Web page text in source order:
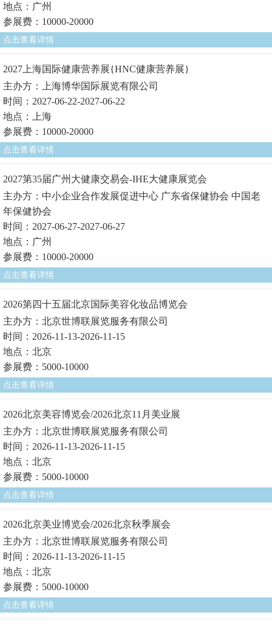
地点：广州
参展费：10000-20000
点击查看详情
2027上海国际健康营养展{HNC健康营养展}
主办方：上海博华国际展览有限公司
时间：2027-06-22-2027-06-22
地点：上海
参展费：10000-20000
点击查看详情
2027第35届广州大健康交易会-IHE大健康展览会
主办方：中小企业合作发展促进中心 广东省保健协会 中国老
年保健协会
时间：2027-06-27-2027-06-27
地点：广州
参展费：10000-20000
点击查看详情
2026第四十五届北京国际美容化妆品博览会
主办方：北京世博联展览服务有限公司
时间：2026-11-13-2026-11-15
地点：北京
参展费：5000-10000
点击查看详情
2026北京美容博览会/2026北京11月美业展
主办方：北京世博联展览服务有限公司
时间：2026-11-13-2026-11-15
地点：北京
参展费：5000-10000
点击查看详情
2026北京美业博览会/2026北京秋季展会
主办方：北京世博联展览服务有限公司
时间：2026-11-13-2026-11-15
地点：北京
参展费：5000-10000
点击查看详情